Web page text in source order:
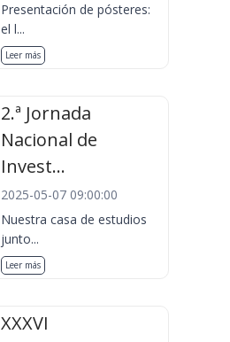
Presentación de pósteres:
el l...
Leer más
2.ª Jornada
Nacional de
Invest...
2025-05-07 09:00:00
Nuestra casa de estudios
junto...
Leer más
XXXVI